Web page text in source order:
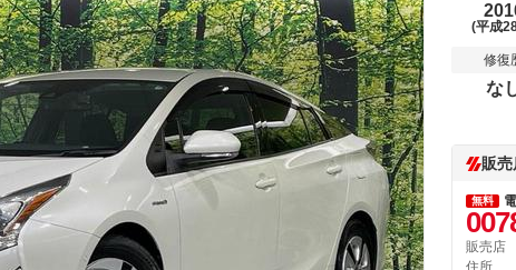
(平成
修復
な
販
無料
販売店
住所